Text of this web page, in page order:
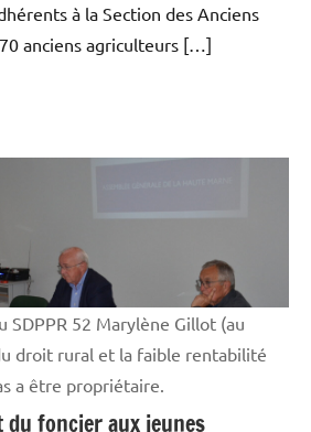
à la Section des Anciens
anciens agriculteurs […]
SDPPR 52 Marylène Gillot (au
droit rural et la faible rentabilité
a être propriétaire.
du foncier aux jeunes